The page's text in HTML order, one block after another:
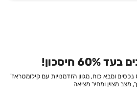
60% חיסכון!
ומבא כוח, מגוון הזדמנויות עם קילומטראז'
מצב מצוין ומחיר מציאה